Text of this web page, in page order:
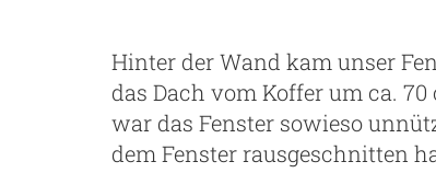
Hinter der Wand kam unser
das Dach vom Koffer um ca.
war das Fenster sowieso
dem Fenster rausgeschnitten